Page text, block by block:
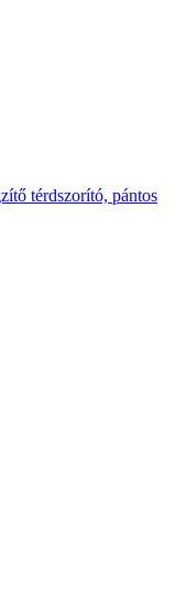
térdszorító, pántos